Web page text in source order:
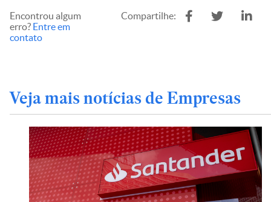
Encontrou algum
erro? Entre em
contato
Compartilhe:
Veja mais notícias de Empresas